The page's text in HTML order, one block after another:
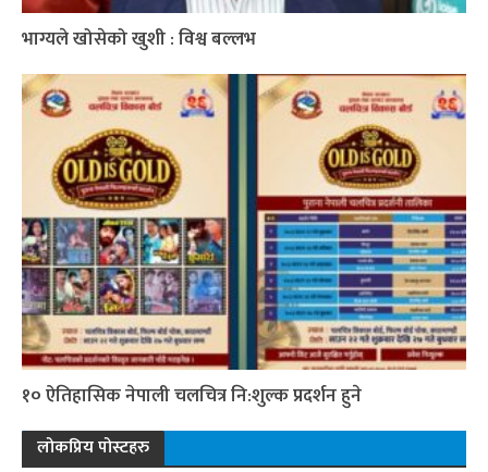
भाग्यले खोसेको खुशी : विश्व बल्लभ
१० ऐतिहासिक नेपाली चलचित्र नि:शुल्क प्रदर्शन हुने
लोकप्रिय पोस्टहरु